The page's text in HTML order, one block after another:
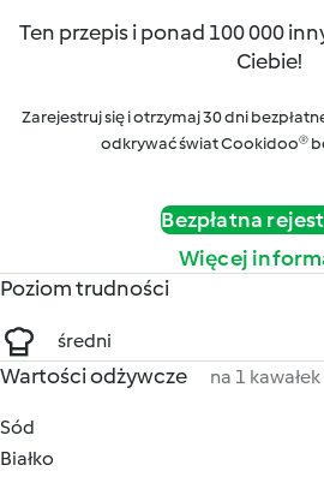
Ten przepis i ponad 100 000
Ciebie!
Zarejestruj się i otrzymaj 30 dni
odkrywać świat Cookidoo®
Bezpłatna
Więcej
Poziom trudności
średni
Wartości odżywcze na 1 kawałek
Sód
Białko